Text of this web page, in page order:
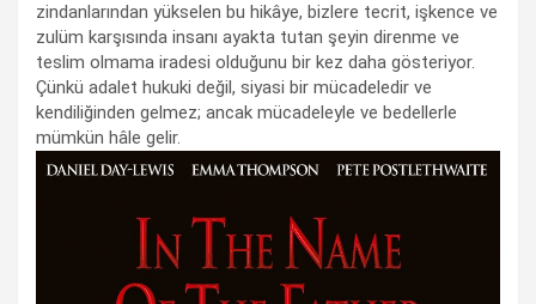
zindanlarından yükselen bu hikâye, bizlere tecrit, işkence ve
zulüm karşısında insanı ayakta tutan şeyin direnme ve
teslim olmama iradesi olduğunu bir kez daha gösteriyor.
Çünkü adalet hukuki değil, siyasi bir mücadeledir ve
kendiliğinden gelmez; ancak mücadeleyle ve bedellerle
mümkün hâle gelir.